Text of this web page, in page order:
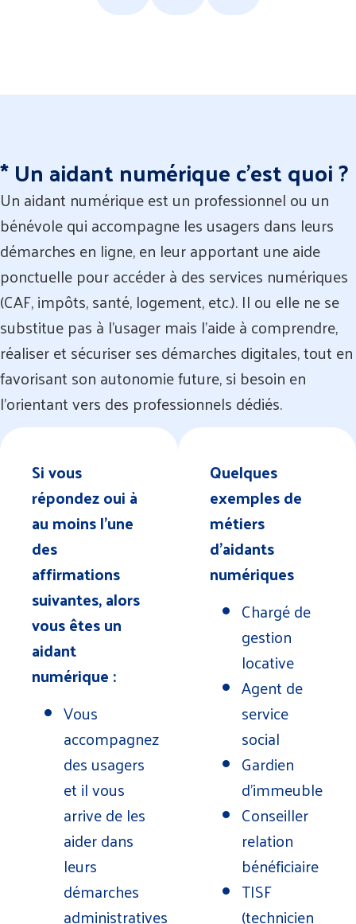
* Un aidant numérique c'est quoi ?
Un aidant numérique est un professionnel ou un
bénévole qui accompagne les usagers dans leurs
démarches en ligne, en leur apportant une aide
ponctuelle pour accéder à des services numériques
(CAF, impôts, santé, logement, etc.). Il ou elle ne se
substitue pas à l’usager mais l’aide à comprendre,
réaliser et sécuriser ses démarches digitales, tout en
favorisant son autonomie future, si besoin en
l’orientant vers des professionnels dédiés.
Si vous
répondez oui à
au moins l’une
des
affirmations
suivantes, alors
vous êtes un
aidant
numérique :
Vous
accompagnez
des usagers
et il vous
arrive de les
aider dans
leurs
démarches
administratives
Quelques
exemples de
métiers
d’aidants
numériques
Chargé de
gestion
locative
Agent de
service
social
Gardien
d’immeuble
Conseiller
relation
bénéficiaire
TISF
(technicien